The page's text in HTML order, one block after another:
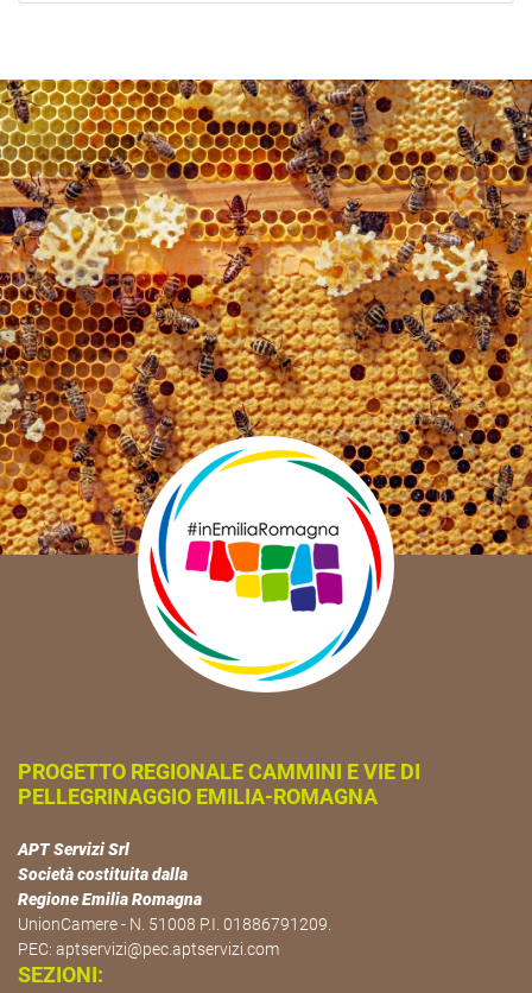
PROGETTO REGIONALE CAMMINI E VIE DI
PELLEGRINAGGIO EMILIA-ROMAGNA
APT Servizi Srl
Società costituita dalla
Regione Emilia Romagna
UnionCamere - N. 51008 P.I. 01886791209.
PEC: aptservizi@pec.aptservizi.com
SEZIONI: